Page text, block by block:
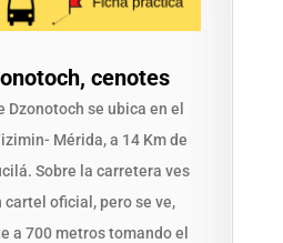
cenotes
Dzonotoch se ubica en el
Mérida, a 14 Km de
Sobre la carretera ves
cartel oficial, pero se ve,
a 700 metros tomando el